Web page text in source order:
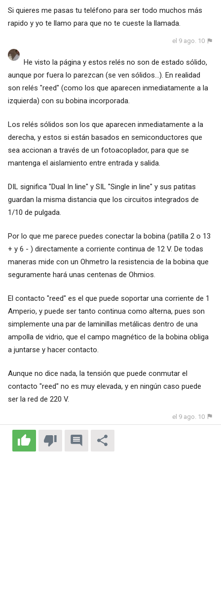
Si quieres me pasas tu teléfono para ser todo muchos más
rapido y yo te llamo para que no te cueste la llamada.
el 9 ago. 10
He visto la página y estos relés no son de estado sólido,
aunque por fuera lo parezcan (se ven sólidos...). En realidad
son relés "reed" (como los que aparecen inmediatamente a la
izquierda) con su bobina incorporada.
Los relés sólidos son los que aparecen inmediatamente a la
derecha, y estos si están basados en semiconductores que
sea accionan a través de un fotoacoplador, para que se
mantenga el aislamiento entre entrada y salida.
DIL significa "Dual In line" y SIL "Single in line" y sus patitas
guardan la misma distancia que los circuitos integrados de
1/10 de pulgada.
Por lo que me parece puedes conectar la bobina (patilla 2 o 13
+ y 6 - ) directamente a corriente continua de 12 V. De todas
maneras mide con un Ohmetro la resistencia de la bobina que
seguramente hará unas centenas de Ohmios.
El contacto "reed" es el que puede soportar una corriente de 1
Amperio, y puede ser tanto continua como alterna, pues son
simplemente una par de laminillas metálicas dentro de una
ampolla de vidrio, que el campo magnético de la bobina obliga
a juntarse y hacer contacto.
Aunque no dice nada, la tensión que puede conmutar el
contacto "reed" no es muy elevada, y en ningún caso puede
ser la red de 220 V.
el 9 ago. 10